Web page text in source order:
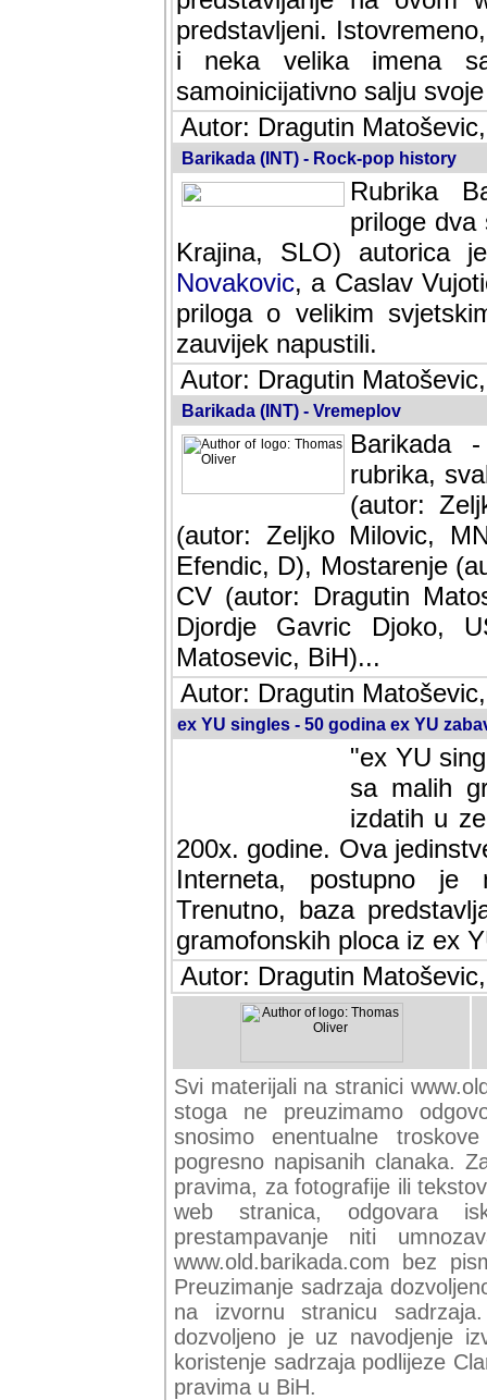
predstavljeni.
i neka velika imena
samoinicijativno salju
Autor: Dragutin
Barikada (INT) - Rock-pop history
Rubrika
dva
SLO) autorica je velikog
Caslav Vujotic
velikim svjetskim
napustili.
Autor: Dragutin
Barikada (INT) - Vremeplov
Barikada
rubrika,
(autor:
(autor: Zeljko Milovic,
Efendic, D), Mostarenje
CV (autor: Dragutin
Djordje Gavric Djoko,
Matosevic, BiH)...
Autor: Dragutin
ex YU singles - 50 godina ex YU
"ex YU
sa malih
izdatih u
200x. godine. Ova
Interneta, postupno je
baza predstavlja
ploca iz ex YU.
Autor: Dragutin
Svi materijali na stranici
stoga ne preuzimamo
snosimo enentualne
pogresno napisanih clanaka.
pravima, za fotografije ili
web stranica, odgovara
prestampavanje niti
www.old.barikada.com bez
Preuzimanje sadrzaja
na izvornu stranicu
dozvoljeno je uz navodjenje
koristenje sadrzaja podlijeze
pravima u BiH.